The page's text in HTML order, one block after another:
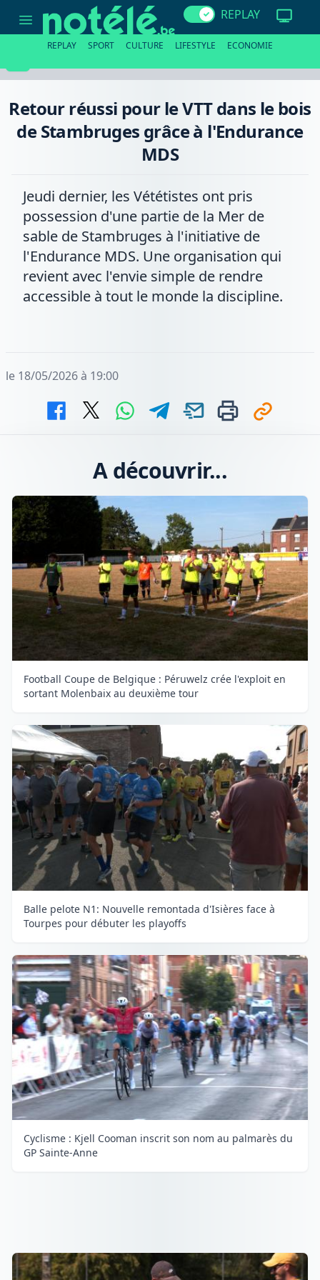
réussi
le
Stambruges
REPLAY
REPLAY SPORT CULTURE LIFESTYLE ECONOMIE
Retour réussi pour le VTT dans le bois
de Stambruges grâce à l'Endurance
MDS
Jeudi dernier, les Vététistes ont pris
possession d'une partie de la Mer de
sable de Stambruges à l'initiative de
l'Endurance MDS. Une organisation qui
revient avec l'envie simple de rendre
accessible à tout le monde la discipline.
le 18/05/2026 à 19:00
A découvrir...
Football Coupe de Belgique : Péruwelz crée l'exploit en
sortant Molenbaix au deuxième tour
Balle pelote N1: Nouvelle remontada d'Isières face à
Tourpes pour débuter les playoffs
Cyclisme : Kjell Cooman inscrit son nom au palmarès du
GP Sainte-Anne